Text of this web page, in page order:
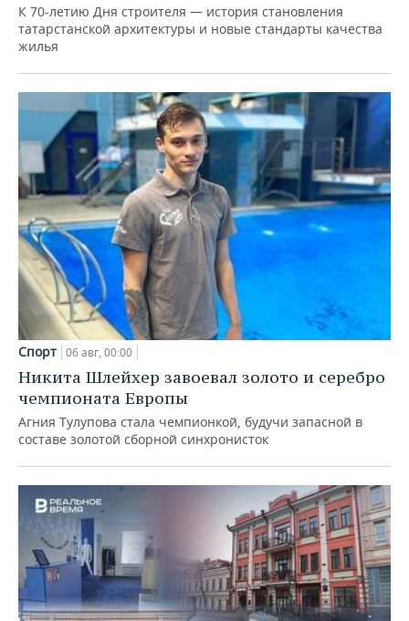
К 70-летию Дня строителя — история становления
татарстанской архитектуры и новые стандарты качества
жилья
Спорт 06 авг, 00:00
Никита Шлейхер завоевал золото и серебро
чемпионата Европы
Агния Тулупова стала чемпионкой, будучи запасной в
составе золотой сборной синхронисток